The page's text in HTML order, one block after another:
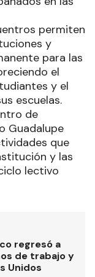
permiten
y
para las
el
y el
escuelas.
de
Guadalupe
que
y las
lectivo
regresó a
de trabajo y
Unidos